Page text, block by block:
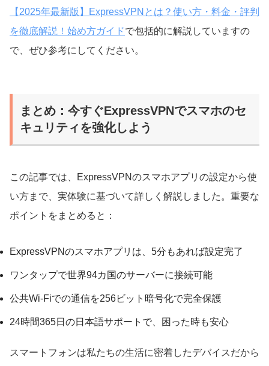
【2025年最新版】ExpressVPNとは？使い方・料金・評判
を徹底解説！始め方ガイドで包括的に解説していますの
で、ぜひ参考にしてください。
まとめ：今すぐExpressVPNでスマホのセ
キュリティを強化しよう
この記事では、ExpressVPNのスマホアプリの設定から使
い方まで、実体験に基づいて詳しく解説しました。重要な
ポイントをまとめると：
ExpressVPNのスマホアプリは、5分もあれば設定完了
ワンタップで世界94カ国のサーバーに接続可能
公共Wi-Fiでの通信を256ビット暗号化で完全保護
24時間365日の日本語サポートで、困った時も安心
スマートフォンは私たちの生活に密着したデバイスだから